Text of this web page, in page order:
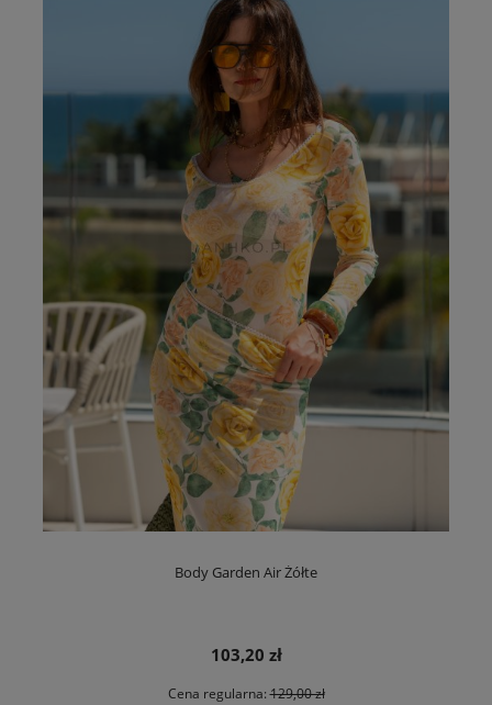
Body Garden Air Żółte
103,20 zł
Cena regularna:129,00 zł